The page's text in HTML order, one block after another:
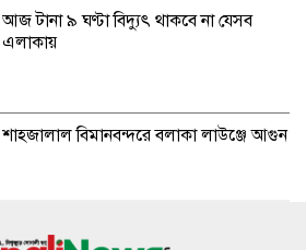
আজ টানা ৯ ঘণ্টা বিদ্যুৎ থাকবে না যেসব
এলাকায়
শাহজালাল বিমানবন্দরে বলাকা লাউঞ্জে আগুন